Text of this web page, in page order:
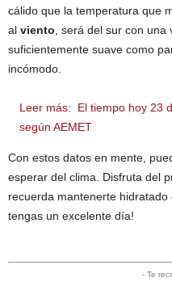
cálido que la temperatura que
al viento, será del sur con una
suficientemente suave como
incómodo.
Leer más:
El tiempo hoy 23
según AEMET
Con estos datos en mente,
esperar del clima. Disfruta del
recuerda mantenerte
tengas un excelente día!
- Te